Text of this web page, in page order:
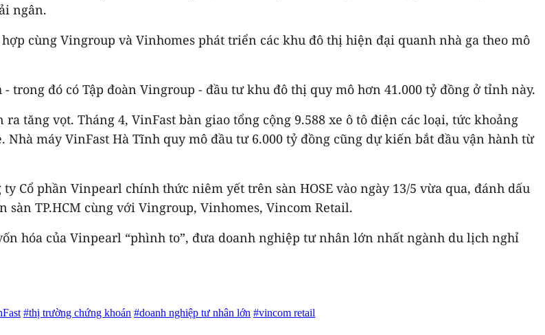
ngân.
cùng Vingroup và Vinhomes phát triển các khu đô thị hiện đại quanh nhà ga theo mô
đó có Tập đoàn Vingroup - đầu tư khu đô thị quy mô hơn 41.000 tỷ đồng ở tỉnh này.
tăng vọt. Tháng 4, VinFast bàn giao tổng cộng 9.588 xe ô tô điện các loại, tức khoảng
Nhà máy VinFast Hà Tĩnh quy mô đầu tư 6.000 tỷ đồng cũng dự kiến bắt đầu vận hành từ
Cổ phần Vinpearl chính thức niêm yết trên sàn HOSE vào ngày 13/5 vừa qua, đánh dấu
TP.HCM cùng với Vingroup, Vinhomes, Vincom Retail.
hóa của Vinpearl “phình to”, đưa doanh nghiệp tư nhân lớn nhất ngành du lịch nghỉ
#thị trường chứng khoán #doanh nghiệp tư nhân lớn #vincom retail